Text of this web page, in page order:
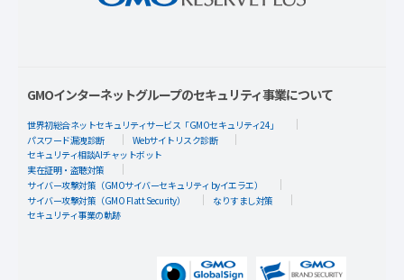
GMOインターネットグループのセキュリティ事業について
世界初総合ネットセキュリティサービス「GMOセキュリティ24」
パスワード漏洩診断
Webサイトリスク診断
セキュリティ相談AIチャットボット
実在証明・盗聴対策
サイバー攻撃対策（GMOサイバーセキュリティ byイエラエ）
サイバー攻撃対策（GMO Flatt Security）
なりすまし対策
セキュリティ事業の軌跡